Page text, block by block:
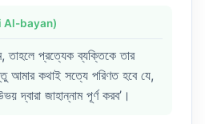
Al-bayan)
তাহলে প্রত্যেক ব্যক্তিকে তার
আমার কথাই সত্যে পরিণত হবে যে,
দ্বারা জাহান্নাম পূর্ণ করব’।